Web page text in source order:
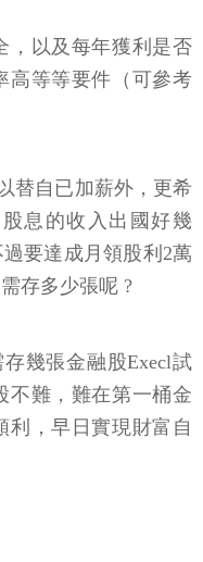
，以及每年獲利是否
高等等要件（可參考
替自已加薪外，更希
息的收入出國好幾
要達成月領股利2萬
存多少張呢 ?
幾張金融股Execl試
不難，難在第一桶金
利，早日實現財富自